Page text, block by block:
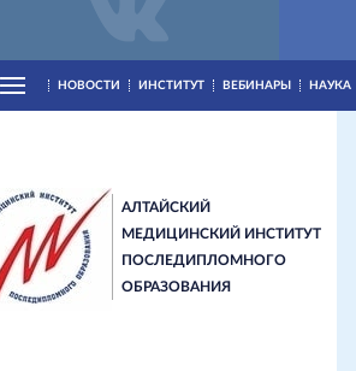
НОВОСТИ ИНСТИТУТ ВЕБИНАРЫ НАУКА
АЛТАЙСКИЙ
МЕДИЦИНСКИЙ ИНСТИТУТ
ПОСЛЕДИПЛОМНОГО
ОБРАЗОВАНИЯ